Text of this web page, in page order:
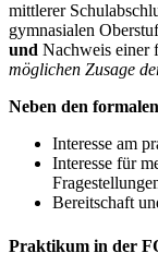
mittlerer
gymnasialen
und Nachweis einer
möglichen Zusage
Neben den
Interesse am
Interesse für
Bereitschaft
Praktikum in der